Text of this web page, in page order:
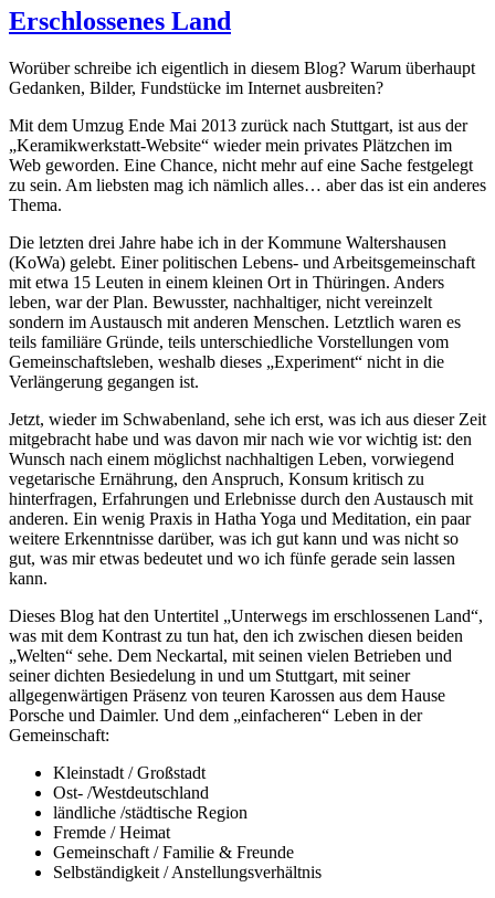
Erschlossenes Land
Worüber schreibe ich eigentlich in diesem Blog? Warum überhaupt
Gedanken, Bilder, Fundstücke im Internet ausbreiten?
Mit dem Umzug Ende Mai 2013 zurück nach Stuttgart, ist aus der
„Keramikwerkstatt-Website“ wieder mein privates Plätzchen im
Web geworden. Eine Chance, nicht mehr auf eine Sache festgelegt
zu sein. Am liebsten mag ich nämlich alles… aber das ist ein anderes
Thema.
Die letzten drei Jahre habe ich in der Kommune Waltershausen
(KoWa) gelebt. Einer politischen Lebens- und Arbeitsgemeinschaft
mit etwa 15 Leuten in einem kleinen Ort in Thüringen. Anders
leben, war der Plan. Bewusster, nachhaltiger, nicht vereinzelt
sondern im Austausch mit anderen Menschen. Letztlich waren es
teils familiäre Gründe, teils unterschiedliche Vorstellungen vom
Gemeinschaftsleben, weshalb dieses „Experiment“ nicht in die
Verlängerung gegangen ist.
Jetzt, wieder im Schwabenland, sehe ich erst, was ich aus dieser Zeit
mitgebracht habe und was davon mir nach wie vor wichtig ist: den
Wunsch nach einem möglichst nachhaltigen Leben, vorwiegend
vegetarische Ernährung, den Anspruch, Konsum kritisch zu
hinterfragen, Erfahrungen und Erlebnisse durch den Austausch mit
anderen. Ein wenig Praxis in Hatha Yoga und Meditation, ein paar
weitere Erkenntnisse darüber, was ich gut kann und was nicht so
gut, was mir etwas bedeutet und wo ich fünfe gerade sein lassen
kann.
Dieses Blog hat den Untertitel „Unterwegs im erschlossenen Land“,
was mit dem Kontrast zu tun hat, den ich zwischen diesen beiden
„Welten“ sehe. Dem Neckartal, mit seinen vielen Betrieben und
seiner dichten Besiedelung in und um Stuttgart, mit seiner
allgegenwärtigen Präsenz von teuren Karossen aus dem Hause
Porsche und Daimler. Und dem „einfacheren“ Leben in der
Gemeinschaft:
Kleinstadt / Großstadt
Ost- /Westdeutschland
ländliche /städtische Region
Fremde / Heimat
Gemeinschaft / Familie & Freunde
Selbständigkeit / Anstellungsverhältnis